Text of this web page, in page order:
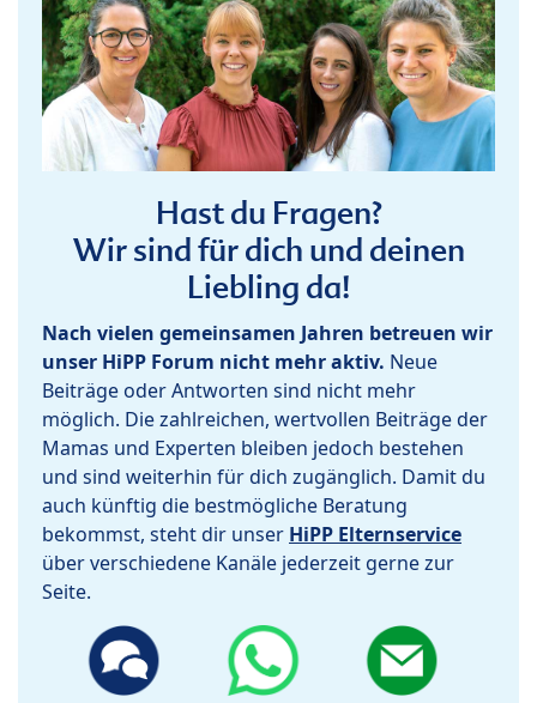
Hast du Fragen?
Wir sind für dich und deinen
Liebling da!
Nach vielen gemeinsamen Jahren betreuen wir
unser HiPP Forum nicht mehr aktiv. Neue
Beiträge oder Antworten sind nicht mehr
möglich. Die zahlreichen, wertvollen Beiträge der
Mamas und Experten bleiben jedoch bestehen
und sind weiterhin für dich zugänglich. Damit du
auch künftig die bestmögliche Beratung
bekommst, steht dir unser HiPP Elternservice
über verschiedene Kanäle jederzeit gerne zur
Seite.